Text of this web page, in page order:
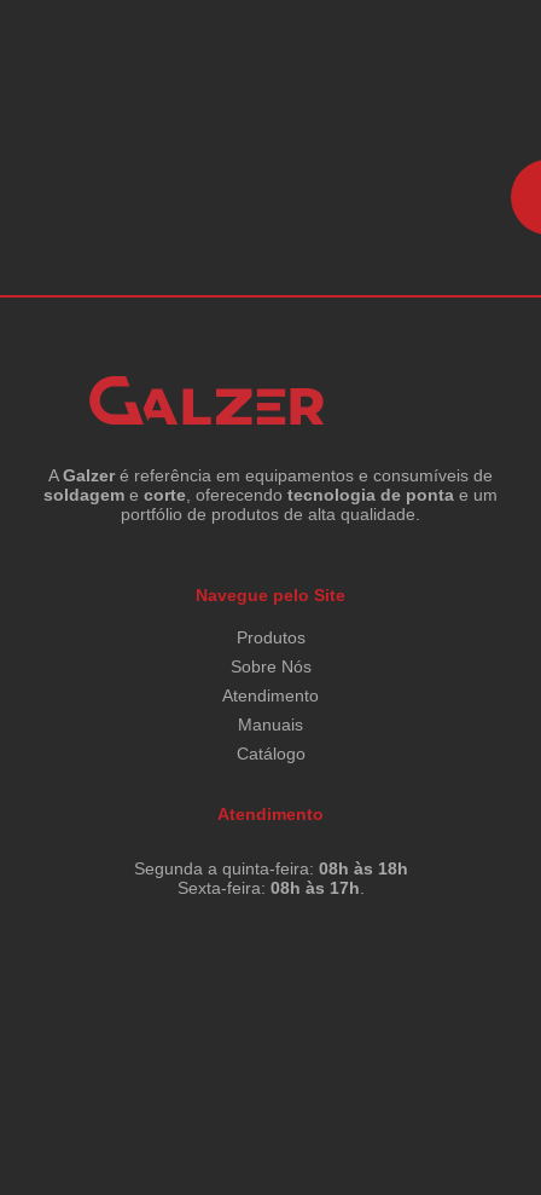
AGalzeré referência em equipamentos e consumíveis de
soldagem e corte , oferecendo tecnologia de ponta e um
portfólio de produtos de alta qualidade.
Navegue pelo Site
Produtos
Sobre Nós
Atendimento
Manuais
Catálogo
Atendimento
Segunda a quinta-feira: 08h às 18h
Sexta-feira: 08h às 17h